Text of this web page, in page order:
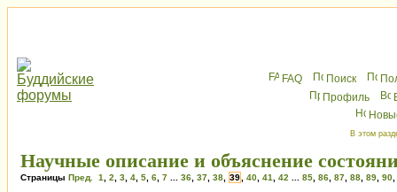
FAQ Поиск
Профиль
В этом
Научные описание и объяснение
Страницы Пред. 1 2 3 4 5 6 7 36 37 38 39 40 41 42 85 86 87 88 89 90